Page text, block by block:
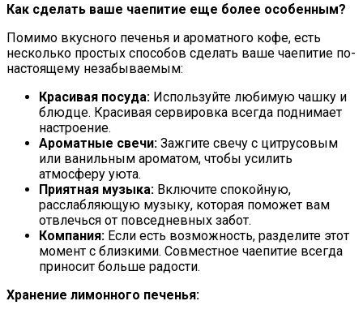
Как сделать ваше чаепитие еще более особенным?
Помимо вкусного печенья и ароматного кофе, есть
несколько простых способов сделать ваше чаепитие по-
настоящему незабываемым:
Красивая посуда: Используйте любимую чашку и
блюдце. Красивая сервировка всегда поднимает
настроение.
Ароматные свечи: Зажгите свечу с цитрусовым
или ванильным ароматом, чтобы усилить
атмосферу уюта.
Приятная музыка: Включите спокойную,
расслабляющую музыку, которая поможет вам
отвлечься от повседневных забот.
Компания: Если есть возможность, разделите этот
момент с близкими. Совместное чаепитие всегда
приносит больше радости.
Хранение лимонного печенья: